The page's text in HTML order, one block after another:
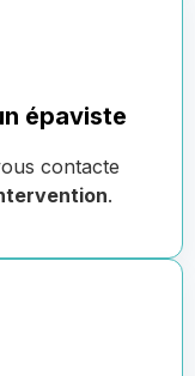
épaviste
contacte
.